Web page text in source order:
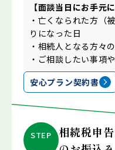
【面談当日にお手元
・亡くなられた方（
りになった日
・相続人となる方々
・ご相談したい事項
安心プラン契約書
STEP
相続税申